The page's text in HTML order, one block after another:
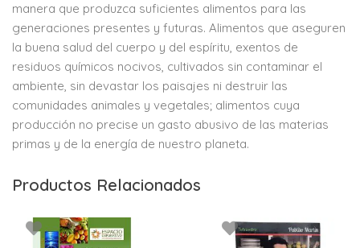
manera que produzca suficientes alimentos para las
generaciones presentes y futuras. Alimentos que aseguren
la buena salud del cuerpo y del espíritu, exentos de
residuos químicos nocivos, cultivados sin contaminar el
ambiente, sin devastar los paisajes ni destruir las
comunidades animales y vegetales; alimentos cuya
producción no precise un gasto abusivo de las materias
primas y de la energía de nuestro planeta.
Productos Relacionados